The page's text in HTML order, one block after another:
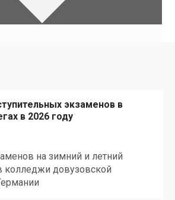
экзаменов в
в 2026 году
на зимний и летний
колледжи довузовской